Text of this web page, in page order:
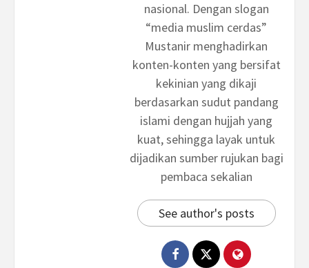
nasional. Dengan slogan
“media muslim cerdas”
Mustanir menghadirkan
konten-konten yang bersifat
kekinian yang dikaji
berdasarkan sudut pandang
islami dengan hujjah yang
kuat, sehingga layak untuk
dijadikan sumber rujukan bagi
pembaca sekalian
See author's posts